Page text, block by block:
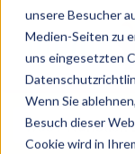
unsere Besucher
Medien-Seiten zu
uns eingesetzten
Wenn Sie
Besuch dieser
Cookie wird in